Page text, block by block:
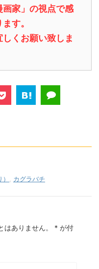
画家」の視点で感
す。
くお願い致しま
カグラバチ
ありません。 * が付